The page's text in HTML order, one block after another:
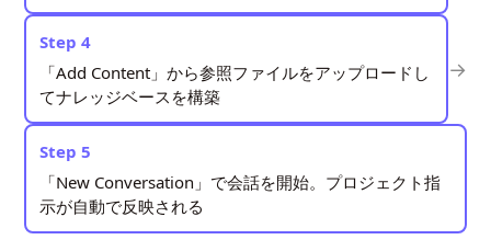
Step 4
「Add Content」から参照ファイルをアップロードし
てナレッジベースを構築
→
Step 5
「New Conversation」で会話を開始。プロジェクト指
示が自動で反映される